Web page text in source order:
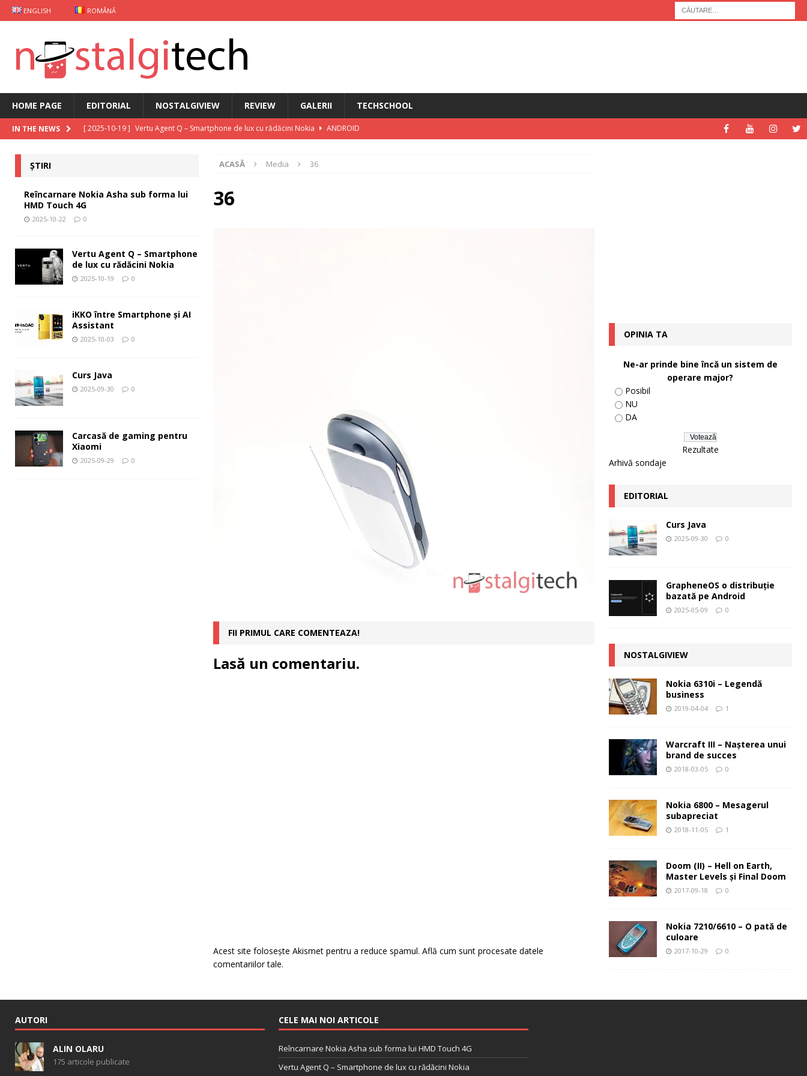
ENGLISH ROMÂNĂ
HOME PAGE EDITORIAL NOSTALGIVIEW REVIEW GALERII TECHSCHOOL
IN THE NEWS [ 2025-10-19 ] Vertu Agent Q – Smartphone de lux cu rădăcini Nokia
ANDROID
[ 2025-09-29 ]
Carcasă de gaming pentru Xiaomi
[ 2025-10-22 ]
ACASĂ Media 36
36
FII PRIMUL CARE COMENTEAZA!
Lasă un comentariu.
Acest site folosește Akismet pentru a reduce spamul. Află cum sunt procesate datele
comentariilor tale.
ȘTIRI
Reîncarnare Nokia Asha sub forma lui
HMD Touch 4G
2025-10-22 0
Vertu Agent Q – Smartphone
de lux cu rădăcini Nokia
2025-10-19 0
iKKO între Smartphone și AI
Assistant
2025-10-03 0
Curs Java
2025-09-30 0
Carcasă de gaming pentru
Xiaomi
2025-09-29 0
OPINIA TA
Ne-ar prinde bine încă un sistem de
operare major?
Posibil
NU
DA
Rezultate
Arhivă sondaje
EDITORIAL
Curs Java
2025-09-30 0
GrapheneOS o distribuție
bazată pe Android
2025-05-09 0
NOSTALGIVIEW
Nokia 6310i – Legendă
business
2019-04-04 1
Warcraft III – Naşterea unui
brand de succes
2018-03-05 0
Nokia 6800 – Mesagerul
subapreciat
2018-11-05 1
Doom (II) – Hell on Earth,
Master Levels şi Final Doom
2017-09-18 0
Nokia 7210/6610 – O pată de
culoare
2017-10-29 0
AUTORI
ALIN OLARU
175 articole publicate
CELE MAI NOI ARTICOLE
Reîncarnare Nokia Asha sub forma lui HMD Touch 4G
Vertu Agent Q – Smartphone de lux cu rădăcini Nokia